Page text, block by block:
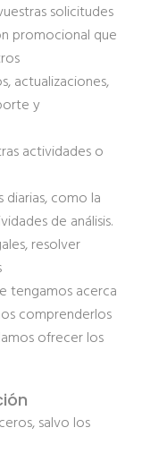
solicitudes
promocional que
actualizaciones,
y
actividades o
diarias, como la
de análisis.
resolver
tengamos acerca
comprenderlos
ofrecer los
salvo los